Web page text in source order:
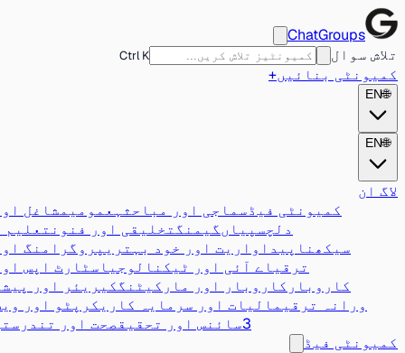
ChatGroups
تلاش سوال
Ctrl K
کمیونٹی بنائیں+
🌐
EN
🌐
EN
لاگ ان
کمیونٹی فیڈسماجی اور مباحثہعمومیمشاغل اور
دلچسپیاں گیمنگتخلیقی اور فنون تعلیم و
سیکھناپیداواریت اور خود بہتری پروگرامنگ اور
ترقیاے آئی اور ٹیکنالوجیاسٹارٹ اپس اور
کاروبار کاروبار اور مارکیٹنگکیریئر اور پیشہ
ورانہ ترقیمالیات اور سرمایہ کاری کرپٹو اور ویب
3سائنس اور تحقیقصحت اور تندرستی
کمیونٹی فیڈ